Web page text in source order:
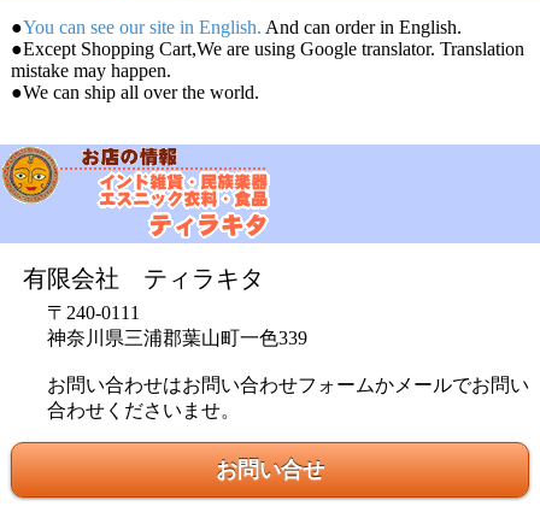
●You can see our site in English. And can order in English.
●Except Shopping Cart,We are using Google translator. Translation
mistake may happen.
●We can ship all over the world.
有限会社 ティラキタ
〒240-0111
神奈川県三浦郡葉山町一色339
お問い合わせはお問い合わせフォームかメールでお問い
合わせくださいませ。
お問い合せ